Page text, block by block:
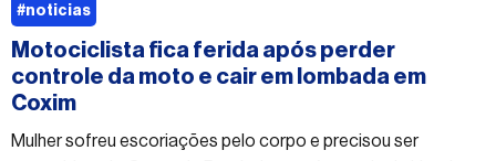
Motociclista fica ferida após perder
controle da moto e cair em lombada em
Coxim
Mulher sofreu escoriações pelo corpo e precisou ser
#noticias